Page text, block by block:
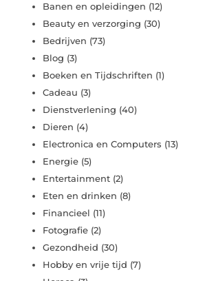
Banen en opleidingen (12)
Beauty en verzorging (30)
Bedrijven (73)
Blog (3)
Boeken en Tijdschriften (1)
Cadeau (3)
Dienstverlening (40)
Dieren (4)
Electronica en Computers (13)
Energie (5)
Entertainment (2)
Eten en drinken (8)
Financieel (11)
Fotografie (2)
Gezondheid (30)
Hobby en vrije tijd (7)